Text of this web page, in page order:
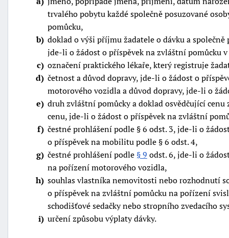
trvalého pobytu každé společně posuzované
pomůcku,
b doklad o výši příjmu žadatele o dávku a
jde-li o žádost o příspěvek na zvláštní pomůcku
c označení praktického lékaře, který registruje
d četnost a důvod dopravy, jde-li o žádost o
motorového vozidla a důvod dopravy, jde-li o
e druh zvláštní pomůcky a doklad osvědčující
cenu, jde-li o žádost o příspěvek na zvláštní
f čestné prohlášení podle § 6 odst. 3, jde-li o
o příspěvek na mobilitu podle § 6 odst. 4,
g čestné prohlášení podle § 9 odst. 6, jde-li o
na pořízení motorového vozidla,
h souhlas vlastníka nemovitosti nebo rozhodnutí
o příspěvek na zvláštní pomůcku na pořízení
schodišťové sedačky nebo stropního zvedacího
i určení způsobu výplaty dávky.